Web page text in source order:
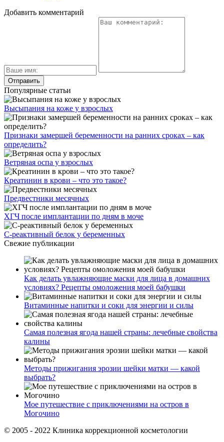
Добавить комментарий
Популярные статьи
Высыпания на коже у взрослых
Признаки замершей беременности на ранних сроках – как
определить?
Ветряная оспа у взрослых
Креатинин в крови – что это такое?
Предвестники месячных
ХГЧ после имплантации по дням в моче
С-реактивный белок у беременных
Свежие публикации
Как делать увлажняющие маски для лица в домашних
условиях? Рецепты омоложения моей бабушки
Витаминные напитки и соки для энергии и силы
Самая полезная ягода нашей страны: лечебные свойства
калины
Методы прижигания эрозии шейки матки — какой
выбрать?
Мое путешествие с приключениями на остров в
Могочино
© 2005 - 2022 Клиника коррекционной косметологии